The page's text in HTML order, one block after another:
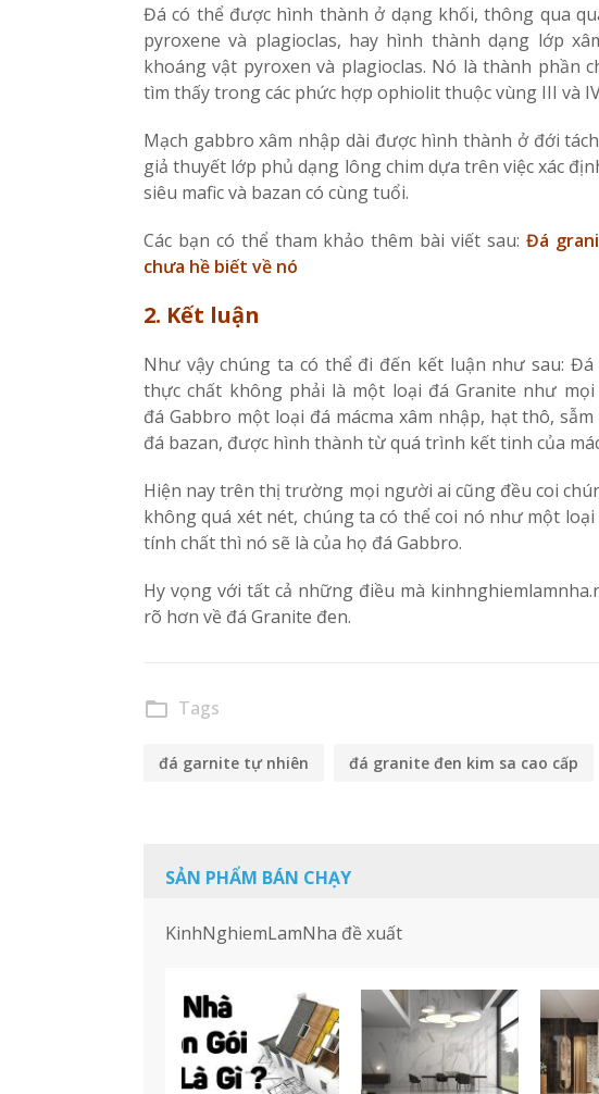
Đá có thể được hình thành ở dạng khối, thông qua
pyroxene và plagioclas, hay hình thành dạng lớp
khoáng vật pyroxen và plagioclas. Nó là thành phần
tìm thấy trong các phức hợp ophiolit thuộc vùng III và
Mạch gabbro xâm nhập dài được hình thành ở đới
giả thuyết lớp phủ dạng lông chim dựa trên việc xác
siêu mafic và bazan có cùng tuổi.
Các bạn có thể tham khảo thêm bài viết sau: Đá
chưa hề biết về nó
2. Kết luận
Như vậy chúng ta có thể đi đến kết luận như sau:
thực chất không phải là một loại đá Granite như
đá Gabbro một loại đá mácma xâm nhập, hạt thô,
đá bazan, được hình thành từ quá trình kết tinh của
Hiện nay trên thị trường mọi người ai cũng đều coi
không quá xét nét, chúng ta có thể coi nó như một
tính chất thì nó sẽ là của họ đá Gabbro.
Hy vọng với tất cả những điều mà
rõ hơn về đá Granite đen.
folder_open Tags
đá garnite tự nhiên đá granite đen kim sa cao cấp
SẢN PHẨM BÁN CHẠY
KinhNghiemLamNha đề xuất